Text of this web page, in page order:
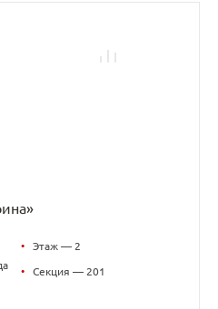
• Этаж — 2
• Секция — 201